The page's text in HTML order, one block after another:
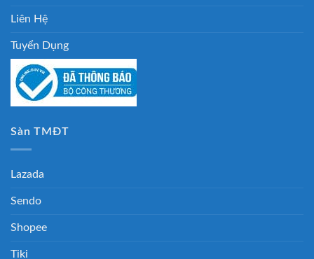
Liên Hệ
Tuyển Dụng
Sàn TMĐT
Lazada
Sendo
Shopee
Tiki